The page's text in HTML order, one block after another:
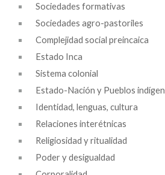
Sociedades formativas
Sociedades agro-pastoriles
Complejidad social preincaica
Estado Inca
Sistema colonial
Estado-Nación y Pueblos
Identidad, lenguas, cultura
Relaciones interétnicas
Religiosidad y ritualidad
Poder y desigualdad